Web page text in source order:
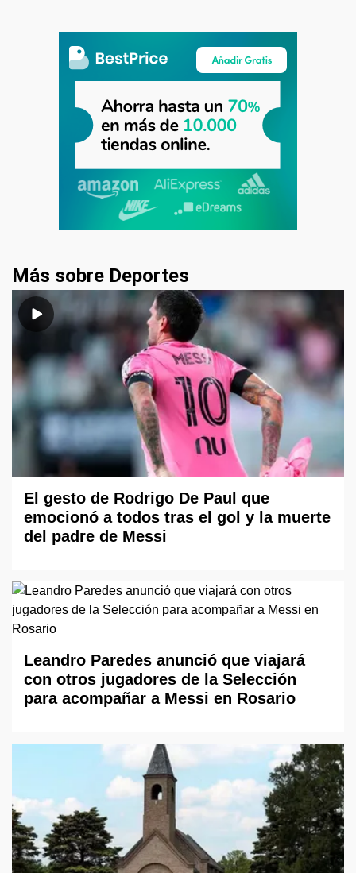
Más sobre Deportes
El gesto de Rodrigo De Paul que
emocionó a todos tras el gol y la muerte
del padre de Messi
Leandro Paredes anunció que viajará
con otros jugadores de la Selección
para acompañar a Messi en Rosario